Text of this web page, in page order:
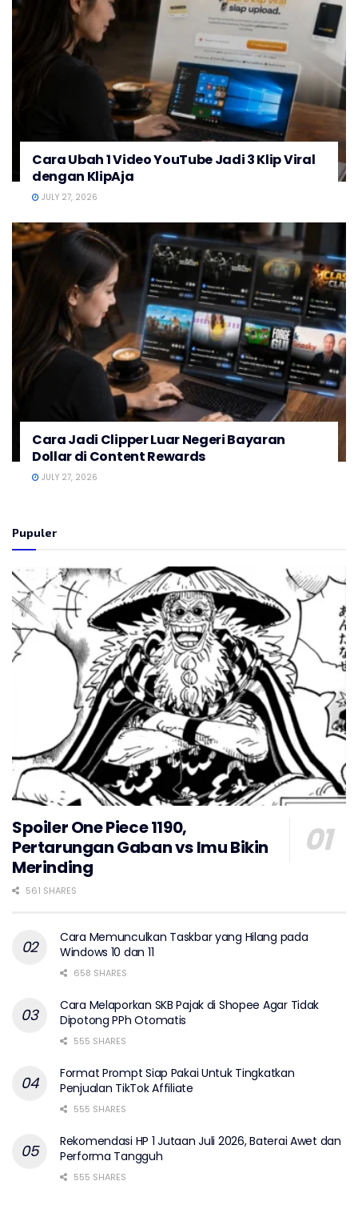
Cara Ubah 1 Video YouTube Jadi 3 Klip Viral
dengan KlipAja
JULY 27, 2026
Cara Jadi Clipper Luar Negeri Bayaran
Dollar di Content Rewards
JULY 27, 2026
Pupuler
Spoiler One Piece 1190,
Pertarungan Gaban vs Imu Bikin
Merinding
561 SHARES
Cara Memunculkan Taskbar yang Hilang pada
Windows 10 dan 11
658 SHARES
Cara Melaporkan SKB Pajak di Shopee Agar Tidak
Dipotong PPh Otomatis
555 SHARES
Format Prompt Siap Pakai Untuk Tingkatkan
Penjualan TikTok Affiliate
555 SHARES
Rekomendasi HP 1 Jutaan Juli 2026, Baterai Awet dan
Performa Tangguh
555 SHARES